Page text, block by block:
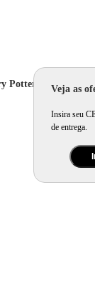
Veja as
Insira seu
de entrega.
Potter 1,3L